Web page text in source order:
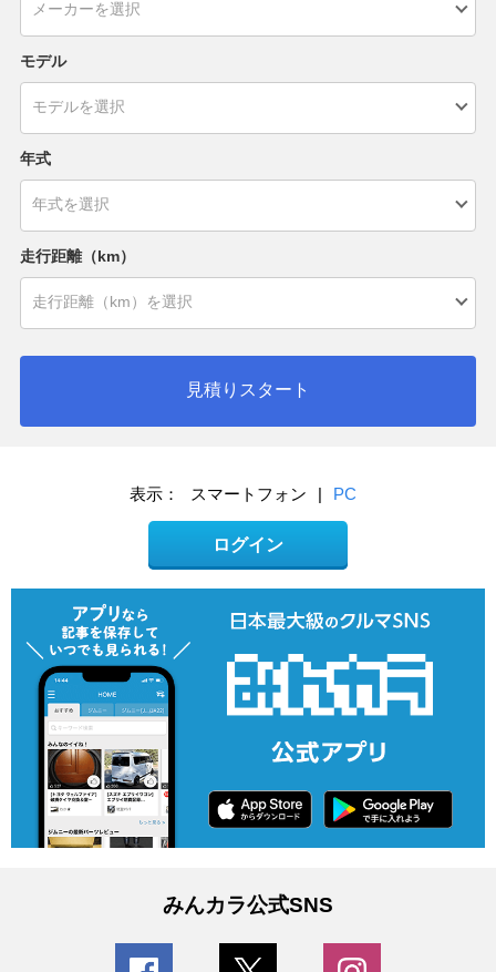
モデル
年式
走行距離（km）
見積りスタート
表示： スマートフォン | PC
ログイン
みんカラ公式SNS